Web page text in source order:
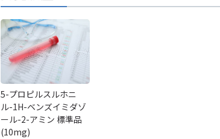
5-プロピルスルホニ
ル-1H-ベンズイミダゾ
ール-2-アミン 標準品
(10mg)